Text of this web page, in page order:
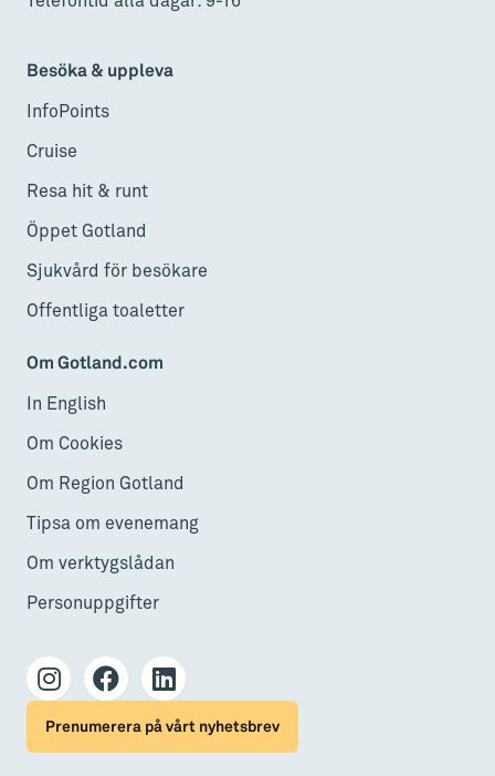
Besöka & uppleva
InfoPoints
Cruise
Resa hit & runt
Öppet Gotland
Sjukvård för besökare
Offentliga toaletter
Om Gotland.com
In English
Om Cookies
Om Region Gotland
Tipsa om evenemang
Om verktygslådan
Personuppgifter
Prenumerera på vårt nyhetsbrev